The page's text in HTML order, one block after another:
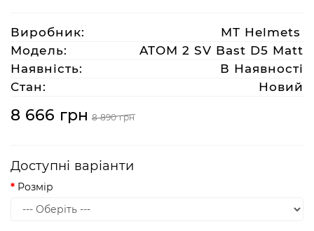
(063)
212
08
76
Режим
роботи:
Пт
Виробник:
MT Helmets
Модель:
ATOM 2 SV Bast D5 Matt
Наявність:
В Наявності
Стан:
Новий
8 666 грн 8 890 грн
Доступні варіанти
Розмір